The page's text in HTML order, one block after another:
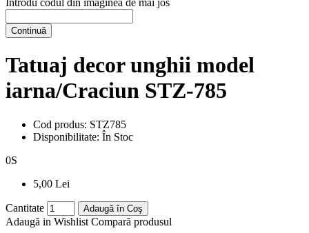
Continuă
Tatuaj decor unghii model
iarna/Craciun STZ-785
Cod produs: STZ785
Disponibilitate: În Stoc
0S
5,00 Lei
Cantitate Adaugă în Coş
Adaugă in Wishlist Compară produsul